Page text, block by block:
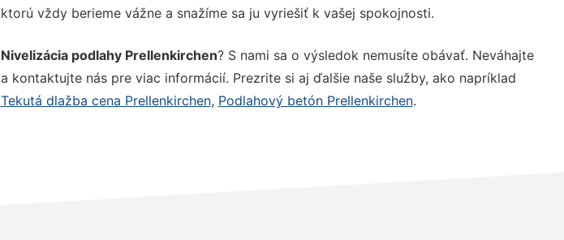
ktorú vždy berieme vážne a snažíme sa ju vyriešiť k vašej spokojnosti.
Nivelizácia podlahy Prellenkirchen? S nami sa o výsledok nemusíte obávať. Neváhajte
a kontaktujte nás pre viac informácií. Prezrite si aj ďalšie naše služby, ako napríklad
Tekutá dlažba cena Prellenkirchen, Podlahový betón Prellenkirchen.